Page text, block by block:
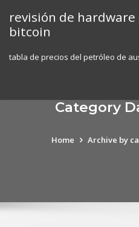
content
revisión de
bitcoin
tabla de precios del petróleo de
Category
Home Archive by